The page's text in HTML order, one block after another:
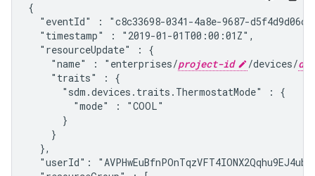
{
"eventId" : "c8c33698-0341-4a8e-9687-
  "timestamp" : "2019-01-01T00:00:01Z",
  "resourceUpdate" : {
    "name" : "enterprises/
project-id /devices/
    "traits" : {
      "
sdm.devices.traits.ThermostatMode" : {
        "mode" : "COOL"
      }
    }
  },
"userId":